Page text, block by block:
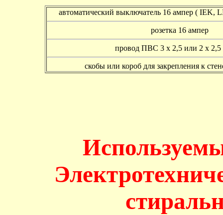
автоматический выключатель 16 ампер (
розетка 16 ампер
провод ПВС 3 х 2,5 или 2 х 2,5
скобы или короб для закрепления к